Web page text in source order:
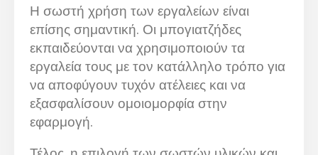
Η σωστή χρήση των εργαλείων είναι
επίσης σημαντική. Οι μπογιατζήδες
εκπαιδεύονται να χρησιμοποιούν τα
εργαλεία τους με τον κατάλληλο τρόπο για
να αποφύγουν τυχόν ατέλειες και να
εξασφαλίσουν ομοιομορφία στην
εφαρμογή.